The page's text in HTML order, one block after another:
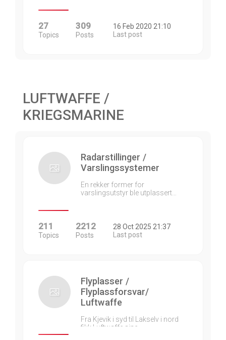
27
Topics
309
Posts
16 Feb 2020 21:10
Last post
LUFTWAFFE /
KRIEGSMARINE
Radarstillinger /
Varslingssystemer
En rekker former for
varslingsutstyr ble utplassert…
211
Topics
2212
Posts
28 Oct 2025 21:37
Last post
Flyplasser /
Flyplassforsvar/
Luftwaffe
Fra Kjevik i syd til Lakselv i nord
fikk Luftwaffe sine…